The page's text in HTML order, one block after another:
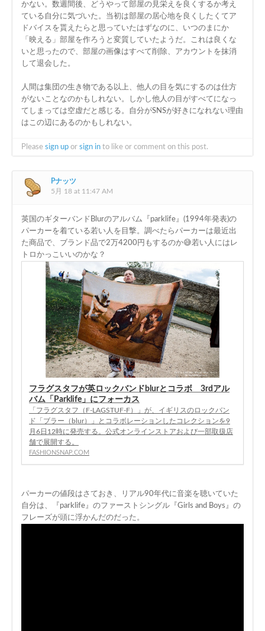
かない。数週間後、どうやって部屋の見栄えを良くするか考え
ている自分に気づいた。当初は部屋の居心地を良くしたくてア
ドバイスを貰えたらと思っていたはずなのに、いつのまにか
「映える」部屋を作ろうと変質していたようだ。これは良くな
いと思ったので、部屋の画像はすべて削除、アカウントを抹消
して退会した。
人間は集団の生き物である以上、他人の目を気にするのは仕方
がないことなのかもしれない。しかし他人の目がすべてになっ
てしまっては空虚だと感じる。自分がSNSが好きになれない理由
はこの辺にあるのかもしれない。
Please sign up or sign in to like or comment on this post.
Pナッツ
5月 18 at 11:47 AM
英国のギターバンドBlurのアルバム『parklife』(1994年発表)の
パーカーを着ている若い人を目撃。調べたらパーカーは最近出
た商品で、ブランド品で2万4200円もするのか😅若い人にはレ
トロかっこいいのかな？
フラグスタフが英ロックバンドblurとコラボ 3rdアル
バム「Parklife」にフォーカス
「フラグスタフ（F-LAGSTUF-F）」が、イギリスのロックバン
ド「ブラー（blur）」とコラボレーションしたコレクションを9
月6日12時に発売する。公式オンラインストアおよび一部取扱店
舗で展開する。
FASHIONSNAP.COM
パーカーの値段はさておき、リアル90年代に音楽を聴いていた
自分は、『parklife』のファーストシングル『Girls and Boys』の
フレーズが頭に浮かんだのだった。